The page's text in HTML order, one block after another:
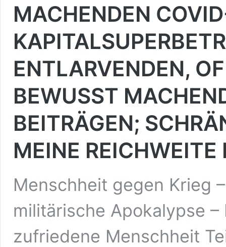
MACHENDEN
ENTLARVENDEN,
BEWUSST
BEITRÄGEN;
MEINE REICHWEITE
Menschheit gegen Krieg
militärische Apokalypse
zufriedene Menschheit